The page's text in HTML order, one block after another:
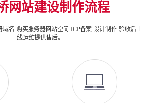
网站建设制作流程
域名-购买服务器网站空间-ICP备案-设计制作-验收后上
线运维提供售后。